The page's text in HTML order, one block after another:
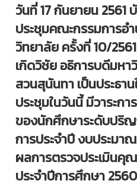
วันที่ 17 กันยายน
ประชุมคณะกรรมการ
วิทยาลัย ครั้งที่ 10/
เกิดวิชัย อธิการบดีมห
สวนสุนันทา เป็นประธา
ประชุมในวันนี้ มีวาระ
ของนักศึกษาระดับปริ
การประจำปี งบประมา
ผลการตรวจประเมินคุ
ประจำปีการศึกษา